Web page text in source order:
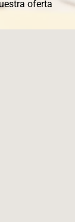
oferta